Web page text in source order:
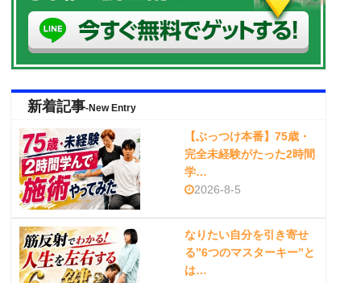
新着記事-New Entry
【ぶっつけ本番】75歳・
完全未経験がたった2時間
学…
2026-8-5
なりたい自分を引き寄せ
る”6つのマスターキー”と
は…